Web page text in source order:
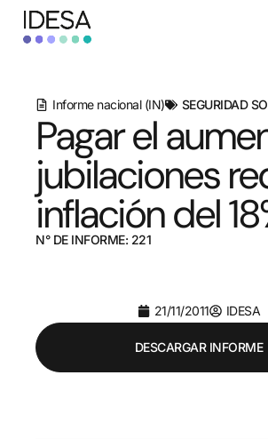
Informe nacional (IN) SEGURIDAD
Pagar el
jubilaciones
inflación del
N° DE INFORME: 221
21/11/2011 IDESA
DESCARGAR INFORME